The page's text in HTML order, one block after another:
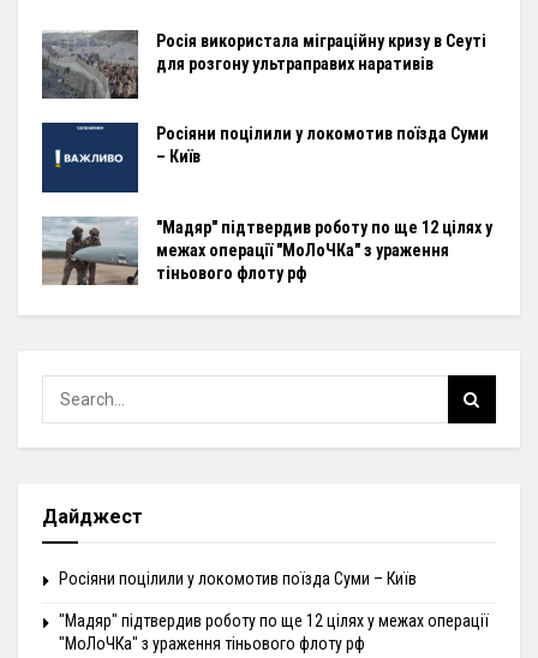
Росія використала міграційну кризу в Сеуті
для розгону ультраправих наративів
Росіяни поцілили у локомотив поїзда Суми
– Київ
"Мадяр" підтвердив роботу по ще 12 цілях у
межах операції "МоЛоЧКа" з ураження
тіньового флоту рф
Дайджест
Росіяни поцілили у локомотив поїзда Суми – Київ
"Мадяр" підтвердив роботу по ще 12 цілях у межах операції
"МоЛоЧКа" з ураження тіньового флоту рф